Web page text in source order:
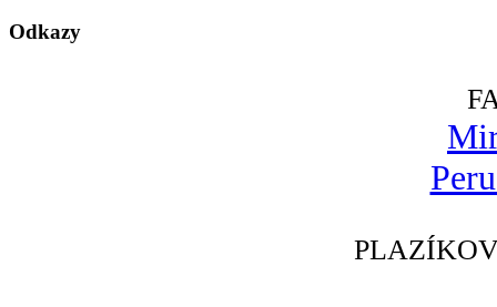
Odkazy